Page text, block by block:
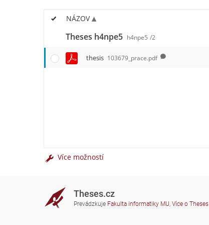
NÁZOV
Theses h4npe5 h4npe5 /2
thesis 103679_prace.pdf
Více možností
Theses.cz
Prevádzkuje Fakulta informatiky MU, Více o Theses